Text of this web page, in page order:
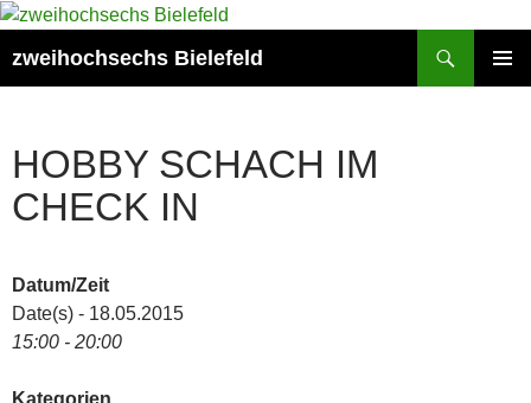
Zum
springen
zweihochsechs Bielefeld
HOBBY SCHACH IM
CHECK IN
Datum/Zeit
Date(s) - 18.05.2015
15:00 - 20:00
Kategorien